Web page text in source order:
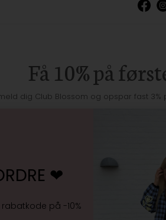
Få 10% på
dig Club Blossom og opspar fast 3%
Jeg accepterervilkårene samt markedsføring
❤︎
på -10%